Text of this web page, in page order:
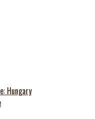
Hungary